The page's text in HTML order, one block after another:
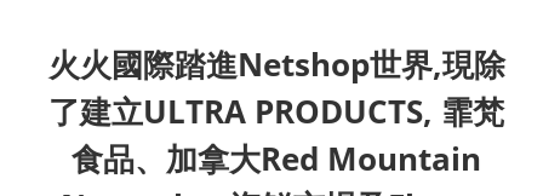
火火國際踏進Netshop世界,現除
了建立ULTRA PRODUCTS, 霏梵
食品、加拿大Red Mountain